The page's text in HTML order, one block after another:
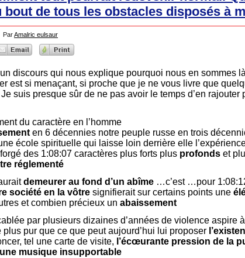
bout de tous les obstacles disposés à
ParAmalric eulsaur
discours qui nous explique pourquoi nous en sommes
est si menaçant, si proche que je ne vous livre que
suis presque sûr de ne pas avoir le temps d’en
du caractère en l’homme
en 6 décennies notre peuple russe en trois
école spirituelle qui laisse loin derrière elle
des 1:08:07 caractères plus forts plus profonds et
réglementé
demeurer au fond d’un abîme …c’est …pour
société en la vôtre signifierait sur certains points une
et combien précieux un abaissement
par plusieurs dizaines d’années de violence aspire
pur que ce que peut aujourd’hui lui proposer
tel une carte de visite, l’écœurante pression de la
musique insupportable